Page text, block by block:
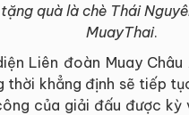
quà là chè Thái
MuayThai.
Liên đoàn Muay
thời khẳng định sẽ tiếp
của giải đấu được kỳ